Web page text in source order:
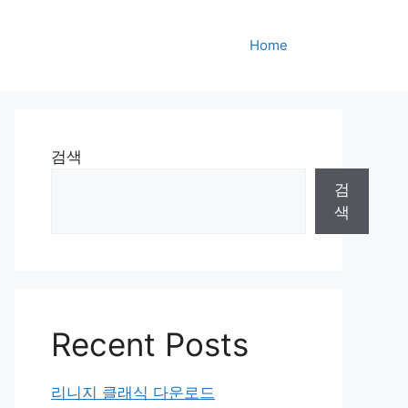
Home
검색
검
색
Recent Posts
리니지 클래식 다운로드